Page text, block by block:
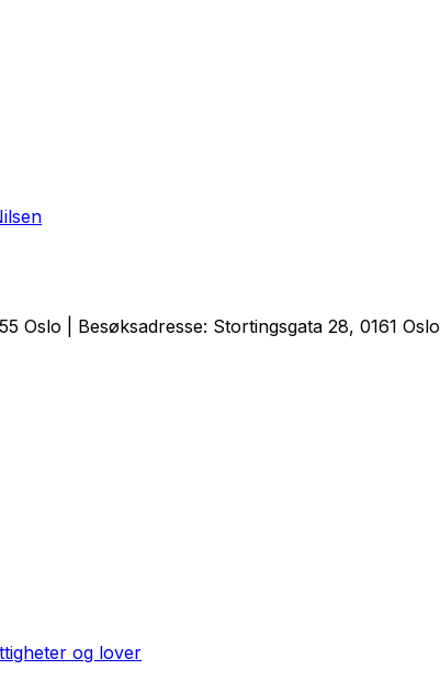
Oslo | Besøksadresse: Stortingsgata 28, 0161 Oslo
og lover